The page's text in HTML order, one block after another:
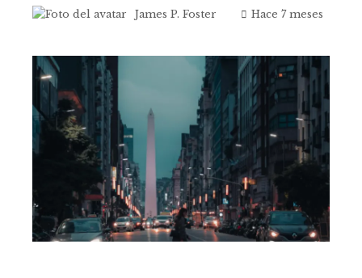
James P. Foster Hace 7 meses